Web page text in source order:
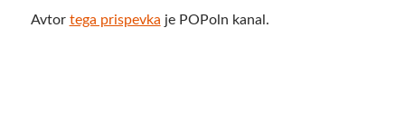
Avtor tega prispevka je POPoln kanal.